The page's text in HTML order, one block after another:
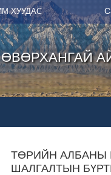
ХУУДАС
ӨВӨРХАНГАЙ
ТӨРИЙН АЛБАНЫ
ШАЛГАЛТЫН